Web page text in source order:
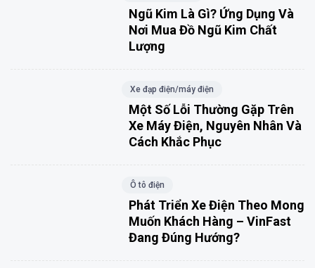
Ngũ Kim Là Gì? Ứng Dụng Và
Nơi Mua Đồ Ngũ Kim Chất
Lượng
Xe đạp điện/máy điện
Một Số Lỗi Thường Gặp Trên
Xe Máy Điện, Nguyên Nhân Và
Cách Khắc Phục
Ô tô điện
Phát Triển Xe Điện Theo Mong
Muốn Khách Hàng – VinFast
Đang Đúng Hướng?